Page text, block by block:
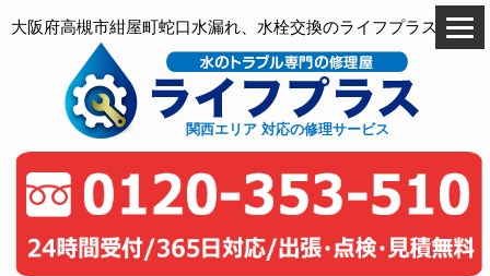
大阪府高槻市紺屋町蛇口水漏れ、水栓交換のライフプラス
関西エリア 対応の修理サービス